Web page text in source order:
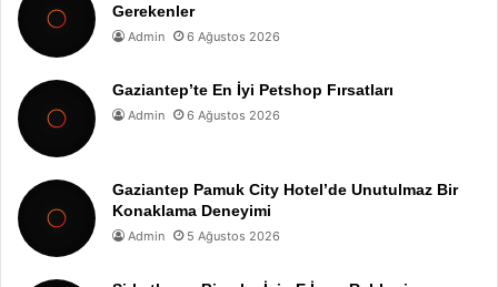
Gerekenler
Admin 6 Ağustos 2026
Gaziantep’te En İyi Petshop Fırsatları
Admin 6 Ağustos 2026
Gaziantep Pamuk City Hotel’de Unutulmaz Bir
Konaklama Deneyimi
Admin 5 Ağustos 2026